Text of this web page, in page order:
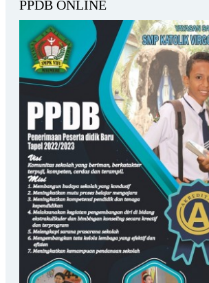
PPDB ONLINE